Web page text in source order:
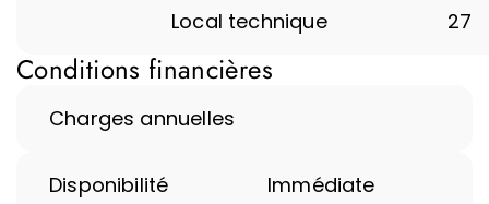
Local technique 27
Conditions financières
Charges annuelles
Disponibilité Immédiate